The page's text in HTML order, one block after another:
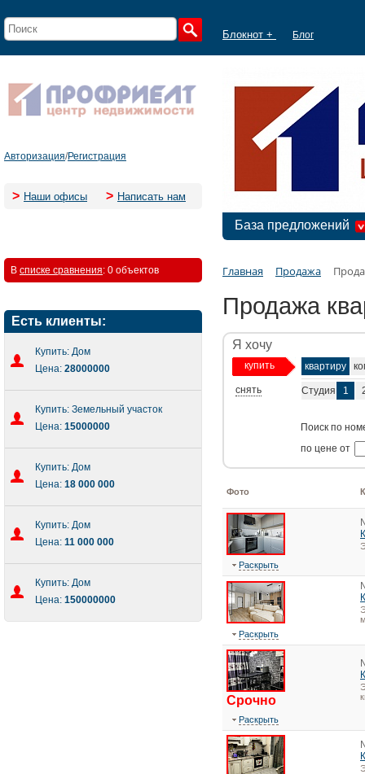
Блокнот + Блог
Авторизация/Регистрация
> Наши офисы > Написать нам
База предложений
В списке сравнения: 0 объектов
Есть клиенты:
Купить: Дом
Цена: 28000000
Купить: Земельный участок
Цена: 15000000
Купить: Дом
Цена: 18 000 000
Купить: Дом
Цена: 11 000 000
Купить: Дом
Цена: 150000000
Главная Продажа
Продажа
Я хочу
купить
снять
квартиру
Студия 1
Поиск по
по цене от
Фото
Раскрыть
Раскрыть
Срочно
Раскрыть